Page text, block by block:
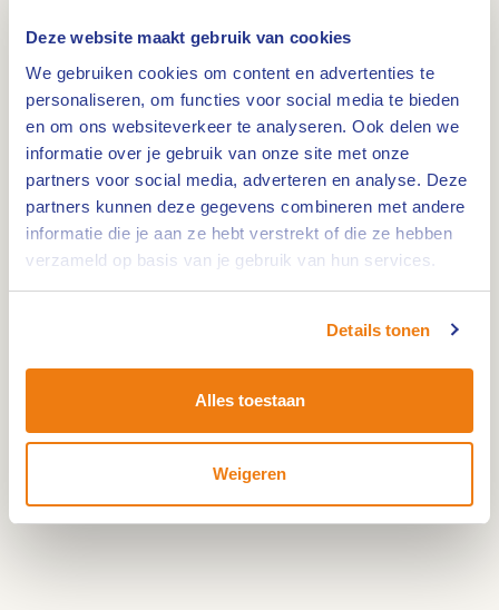
Deze website maakt gebruik van cookies
We gebruiken cookies om content en advertenties te
personaliseren, om functies voor social media te bieden
en om ons websiteverkeer te analyseren. Ook delen we
informatie over je gebruik van onze site met onze
partners voor social media, adverteren en analyse. Deze
partners kunnen deze gegevens combineren met andere
informatie die je aan ze hebt verstrekt of die ze hebben
verzameld op basis van je gebruik van hun services.
Details tonen
Alles toestaan
Weigeren
Hapje en drankje
Tijdens de tocht is er gelegenheid voor een hapje
en drankje bij o.a. De Boshut (bezoekerscentrum
van De Meinweg) en Rijstal Venhof.
Deel jouw liefde:#hartvanlimburg